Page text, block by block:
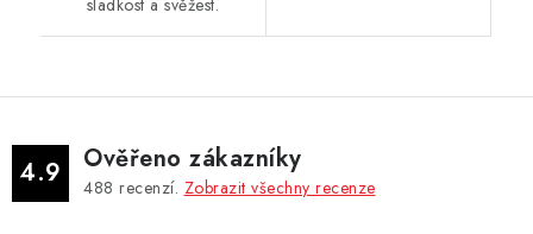
sladkost a svěžest.
4.9 Ověřeno zákazníky
488 recenzí. Zobrazit všechny recenze